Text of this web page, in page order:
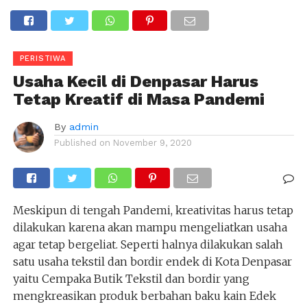
PERISTIWA
Usaha Kecil di Denpasar Harus
Tetap Kreatif di Masa Pandemi
By admin
Published on November 9, 2020
Meskipun di tengah Pandemi, kreativitas harus tetap
dilakukan karena akan mampu mengeliatkan usaha
agar tetap bergeliat. Seperti halnya dilakukan salah
satu usaha tekstil dan bordir endek di Kota Denpasar
yaitu Cempaka Butik Tekstil dan bordir yang
mengkreasikan produk berbahan baku kain Edek